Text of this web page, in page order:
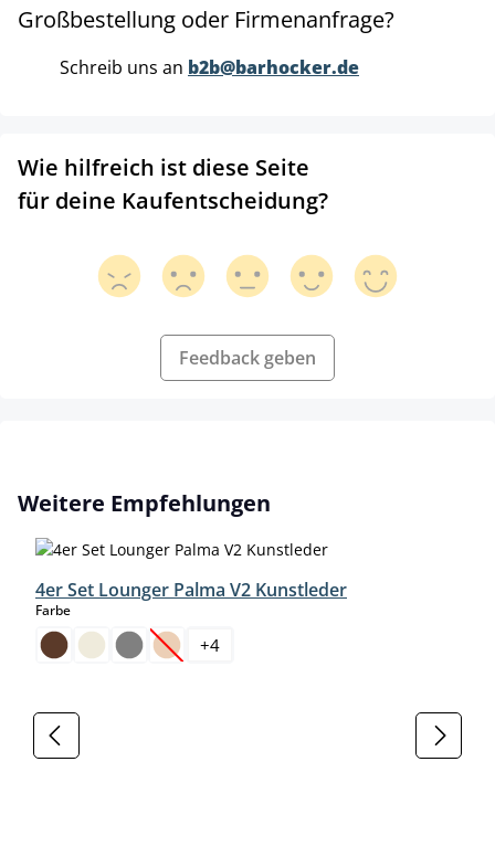
Großbestellung oder Firmenanfrage?
Schreib uns an b2b@barhocker.de
Wie hilfreich ist diese Seite
für deine Kaufentscheidung?
Feedback geben
Produktgalerie überspringen
Weitere Empfehlungen
4er Set Lounger Palma V2 Kunstleder
Farbeauswählen
(Diese Option ist zurzeit nicht verfügbar.)
+4